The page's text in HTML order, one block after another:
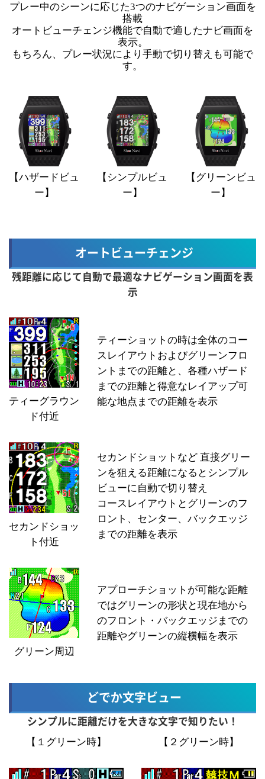
プレー中のシーンに応じた3つのナビゲーション画面を
搭載
オートビューチェンジ機能で自動で適したナビ画面を
表示。
もちろん、プレー状況により手動で切り替えも可能で
す。
【ハザードビュ
ー】
【シンプルビュ
ー】
【グリーンビュ
ー】
オートビューチェンジ
残距離に応じて自動で最適なナビゲーション画面を表
示
ティーグラウン
ド付近
ティーショットの時は全体のコー
スレイアウトおよびグリーンフロ
ントまでの距離と、各種ハザード
までの距離と得意なレイアップ可
能な地点までの距離を表示
セカンドショッ
ト付近
セカンドショットなど 直接グリー
ンを狙える距離になるとシンプル
ビューに自動で切り替え
コースレイアウトとグリーンのフ
ロント、センター、バックエッジ
までの距離を表示
グリーン周辺
アプローチショットが可能な距離
ではグリーンの形状と現在地から
のフロント・バックエッジまでの
距離やグリーンの縦横幅を表示
どでか文字ビュー
シンプルに距離だけを大きな文字で知りたい！
【１グリーン時】 【２グリーン時】